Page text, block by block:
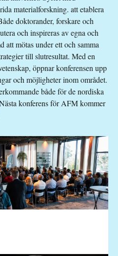
materialforskning. att etablera
doktorander, forskare och
och inspireras av egna och
att mötas under ett och samma
till slutresultat. Med en
öppnar konferensen upp
och möjligheter inom området.
både för de nordiska
konferens för AFM kommer